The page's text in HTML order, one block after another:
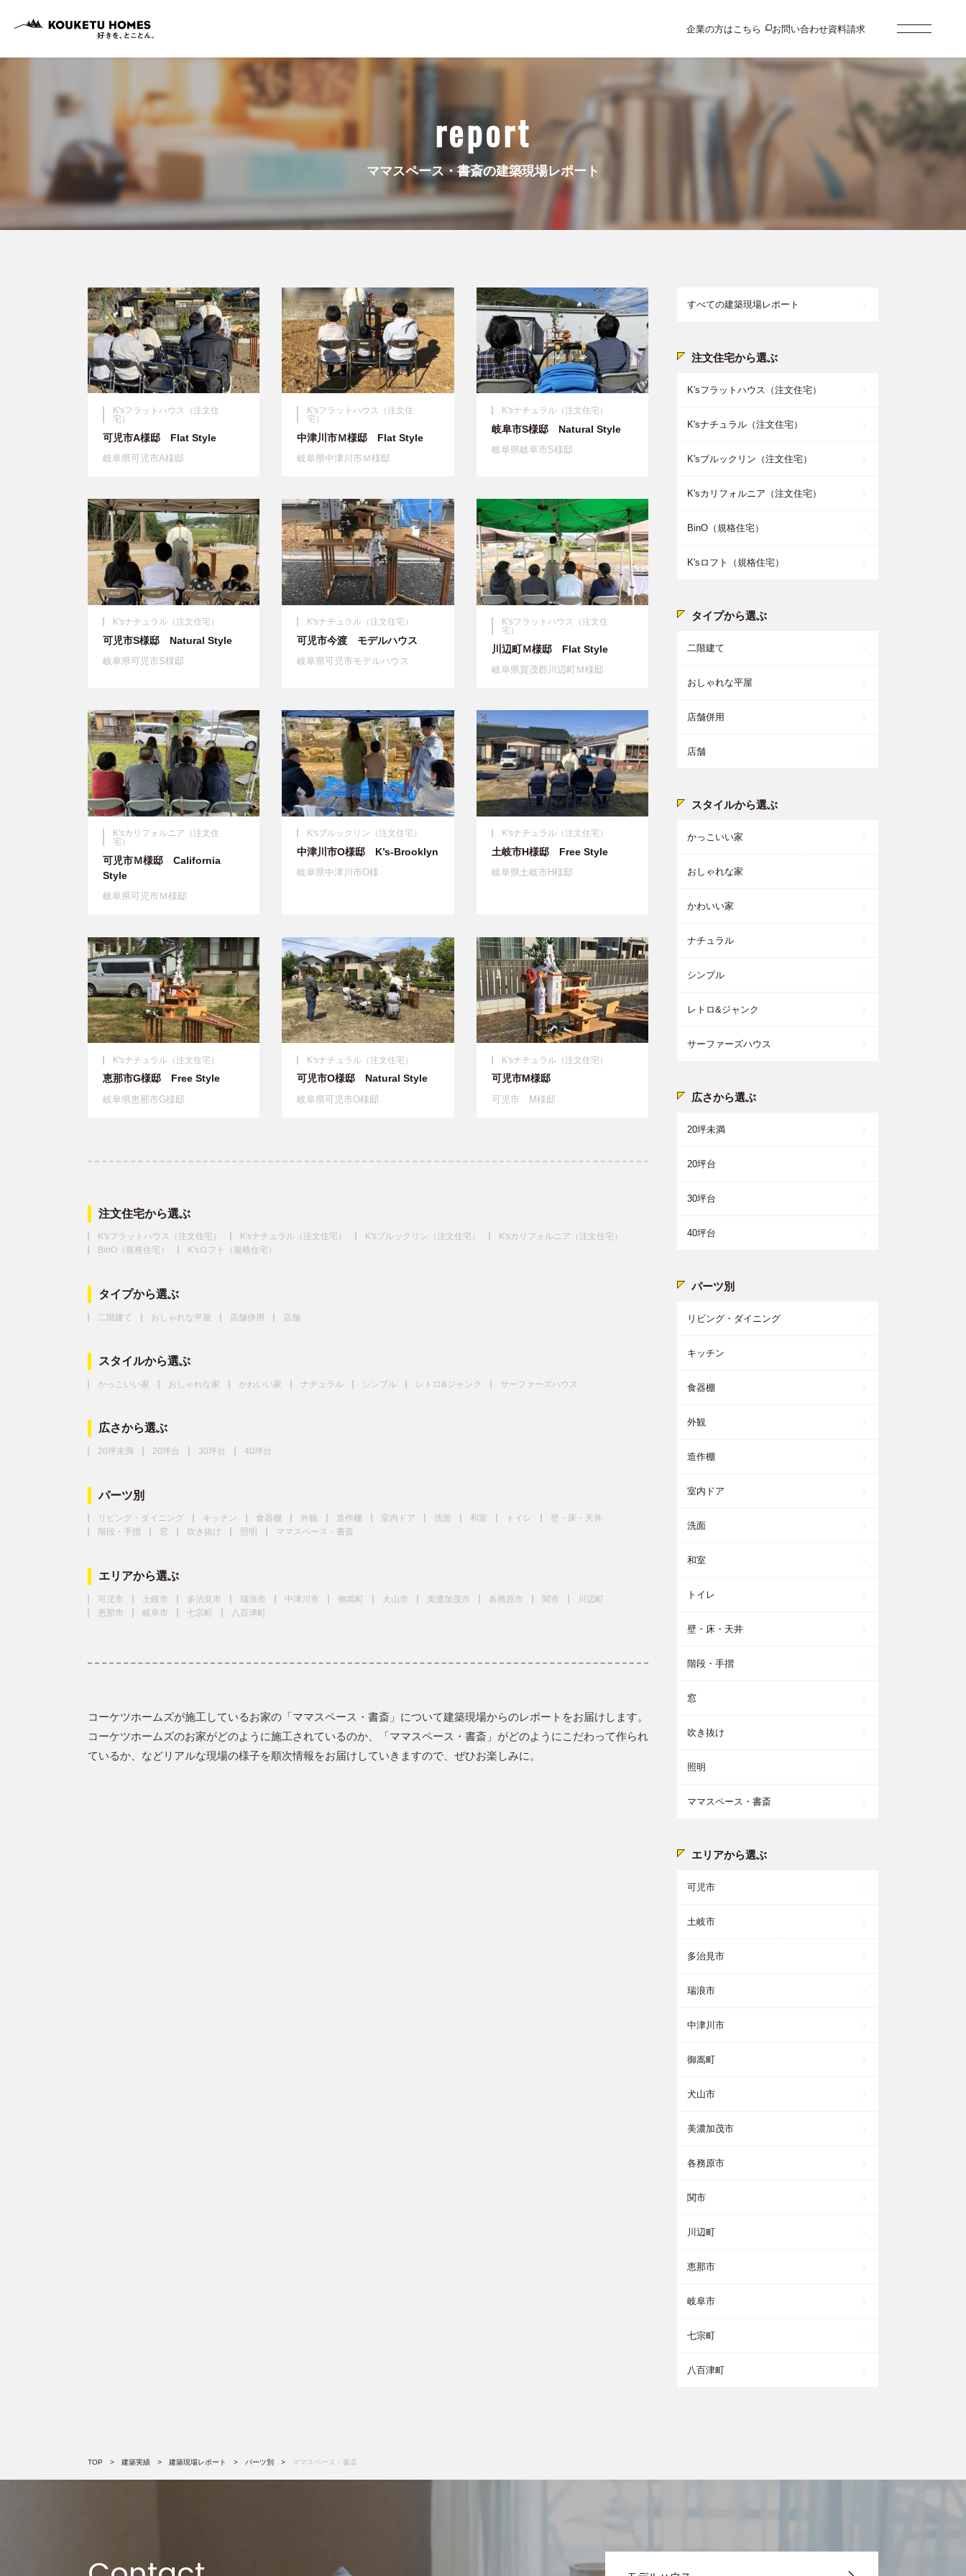
企業の方はこちら お問い合わせ資料請求
report
ママスペース・書斎の建築現場レポート
K'sフラットハウス（注文住
宅）
可児市A様邸 Flat Style
岐阜県可児市A様邸
K'sフラットハウス（注文住
宅）
中津川市Ｍ様邸 Flat Style
岐阜県中津川市Ｍ様邸
K'sナチュラル（注文住宅）
岐阜市S様邸 Natural Style
岐阜県岐阜市S様邸
K'sナチュラル（注文住宅）
可児市S様邸 Natural Style
岐阜県可児市S様邸
K'sナチュラル（注文住宅）
可児市今渡 モデルハウス
岐阜県可児市モデルハウス
K'sフラットハウス（注文住
宅）
川辺町Ｍ様邸 Flat Style
岐阜県賀茂郡川辺町Ｍ様邸
K'sカリフォルニア（注文住
宅）
可児市Ｍ様邸 California
Style
岐阜県可児市Ｍ様邸
K'sブルックリン（注文住宅）
中津川市O様邸 K’s-Brooklyn
岐阜県中津川市O様
K'sナチュラル（注文住宅）
土岐市H様邸 Free Style
岐阜県土岐市H様邸
K'sナチュラル（注文住宅）
恵那市G様邸 Free Style
岐阜県恵那市G様邸
K'sナチュラル（注文住宅）
可児市O様邸 Natural Style
岐阜県可児市O様邸
K'sナチュラル（注文住宅）
可児市M様邸
可児市 M様邸
注文住宅から選ぶ
K'sフラットハウス（注文住宅） K'sナチュラル（注文住宅） K'sブルックリン（注文住宅）
K'sカリフォルニア（注文住宅）
BinO（規格住宅）
K'sロフト（規格住宅）
タイプから選ぶ
二階建て おしゃれな平屋 店舗併用 店舗
スタイルから選ぶ
かっこいい家 おしゃれな家 かわいい家 ナチュラル シンプル レトロ&ジャンク サーファーズハウス
広さから選ぶ
20坪未満 20坪台 30坪台 40坪台
パーツ別
リビング・ダイニング キッチン 食器棚 外観 造作棚 室内ドア 洗面 和室 トイレ
壁・床・天井
階段・手摺
窓 吹き抜け 照明 ママスペース・書斎
エリアから選ぶ
可児市 土岐市 多治見市 瑞浪市 中津川市 御嵩町 犬山市 美濃加茂市 各務原市 関市
川辺町
恵那市
岐阜市 七宗町 八百津町
コーケツホームズが施工しているお家の「ママスペース・書斎」について建築現場からのレポートをお届けします。
コーケツホームズのお家がどのように施工されているのか、「ママスペース・書斎」がどのようにこだわって作られ
ているか、などリアルな現場の様子を順次情報をお届けしていきますので、ぜひお楽しみに。
すべての建築現場レポート
注文住宅から選ぶ
K'sフラットハウス（注文住宅）
K'sナチュラル（注文住宅）
K'sブルックリン（注文住宅）
K'sカリフォルニア（注文住宅）
BinO（規格住宅）
K'sロフト（規格住宅）
タイプから選ぶ
二階建て
おしゃれな平屋
店舗併用
店舗
スタイルから選ぶ
かっこいい家
おしゃれな家
かわいい家
ナチュラル
シンプル
レトロ&ジャンク
サーファーズハウス
広さから選ぶ
20坪未満
20坪台
30坪台
40坪台
パーツ別
リビング・ダイニング
キッチン
食器棚
外観
造作棚
室内ドア
洗面
和室
トイレ
壁・床・天井
階段・手摺
窓
吹き抜け
照明
ママスペース・書斎
エリアから選ぶ
可児市
土岐市
多治見市
瑞浪市
中津川市
御嵩町
犬山市
美濃加茂市
各務原市
関市
川辺町
恵那市
岐阜市
七宗町
八百津町
TOP 建築実績 建築現場レポート パーツ別 ママスペース・書斎